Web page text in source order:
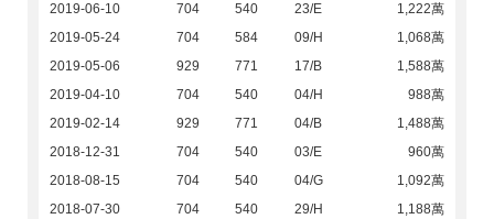
2019-06-10
704 540 23/E
1,222萬
2019-05-24
704 584 09/H
1,068萬
2019-05-06
929 771 17/B
1,588萬
2019-04-10
704 540 04/H
988萬
2019-02-14
929 771 04/B
1,488萬
2018-12-31
704 540 03/E
960萬
2018-08-15
704 540 04/G
1,092萬
2018-07-30
704 540 29/H
1,188萬